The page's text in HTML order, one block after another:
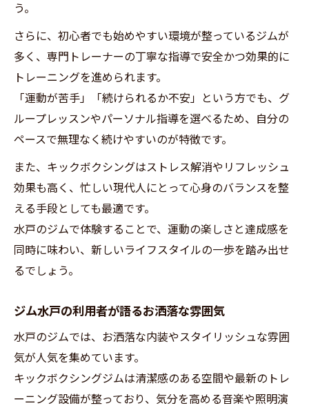
う。
さらに、初心者でも始めやすい環境が整っているジムが
多く、専門トレーナーの丁寧な指導で安全かつ効果的に
トレーニングを進められます。
「運動が苦手」「続けられるか不安」という方でも、グ
ループレッスンやパーソナル指導を選べるため、自分の
ペースで無理なく続けやすいのが特徴です。
また、キックボクシングはストレス解消やリフレッシュ
効果も高く、忙しい現代人にとって心身のバランスを整
える手段としても最適です。
水戸のジムで体験することで、運動の楽しさと達成感を
同時に味わい、新しいライフスタイルの一歩を踏み出せ
るでしょう。
ジム水戸の利用者が語るお洒落な雰囲気
水戸のジムでは、お洒落な内装やスタイリッシュな雰囲
気が人気を集めています。
キックボクシングジムは清潔感のある空間や最新のトレ
ーニング設備が整っており、気分を高める音楽や照明演